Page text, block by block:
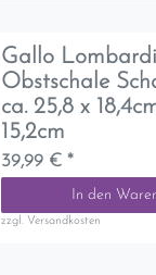
Gallo
Obstschale
ca. 25,8 x
15,2cm
39,99 € *
In den
zzgl. Versandkosten